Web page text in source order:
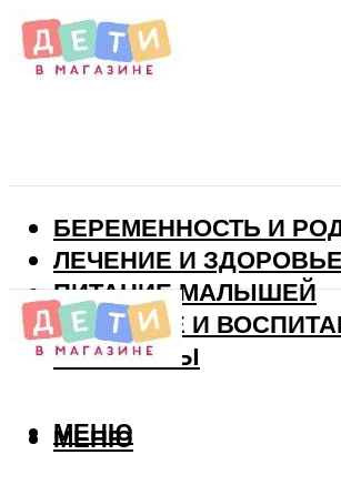
БЕРЕМЕННОСТЬ И
ЛЕЧЕНИЕ И ЗДОРОВЬЕ
ПИТАНИЕ МАЛЫШЕЙ
РАЗВИТИЕ И
ВИТАМИНЫ
МЕНЮ
МЕНЮ